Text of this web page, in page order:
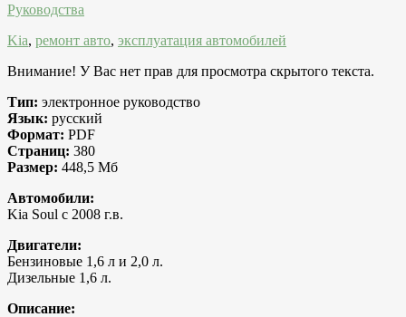
Руководства
Kia, ремонт авто, эксплуатация автомобилей
Внимание! У Вас нет прав для просмотра скрытого текста.
Тип: электронное руководство
Язык: русский
Формат: PDF
Страниц: 380
Размер: 448,5 Мб
Автомобили:
Kia Soul с 2008 г.в.
Двигатели:
Бензиновые 1,6 л и 2,0 л.
Дизельные 1,6 л.
Описание: